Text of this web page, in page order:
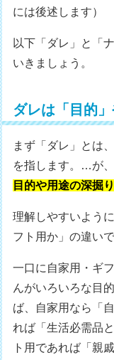
には後述します）
以下「ダレ」と「
いきましょう。
ダレは「目的
まず「ダレ」とは
を指します。…が
目的や用途の深掘
理解しやすいよう
フト用か」の違い
一口に自家用・ギ
んがいろいろな目
ば、自家用なら「
れば「生活必需品
ト用であれば「親